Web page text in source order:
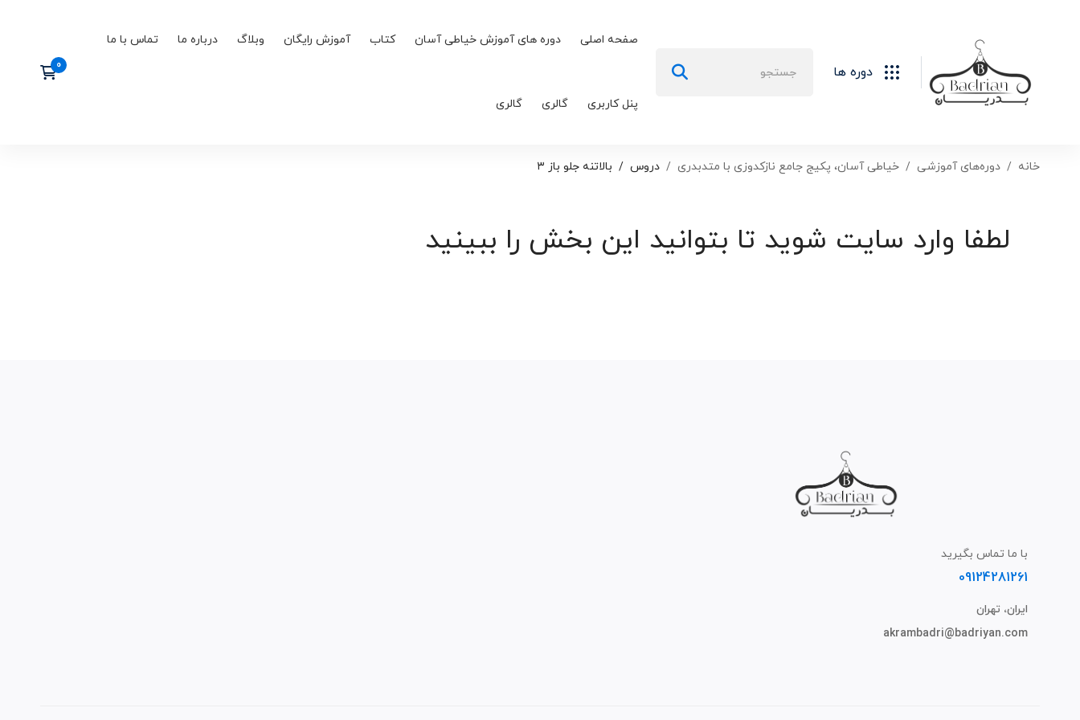
دوره ها
صفحه اصلی دوره های آموزش خیاطی آسان کتاب آموزش رایگان وبلاگ درباره ما تماس با ما
پنل کاربری گالری گالری
خانه دوره‌های آموزشی خیاطی آسان، پکیج جامع نازکدوزی با متدبدری دروس بالاتنه جلو باز ۳
لطفا وارد سایت شوید تا بتوانید این بخش را ببینید
با ما تماس بگیرید
09124281261
ایران، تهران
akrambadri@badriyan.com